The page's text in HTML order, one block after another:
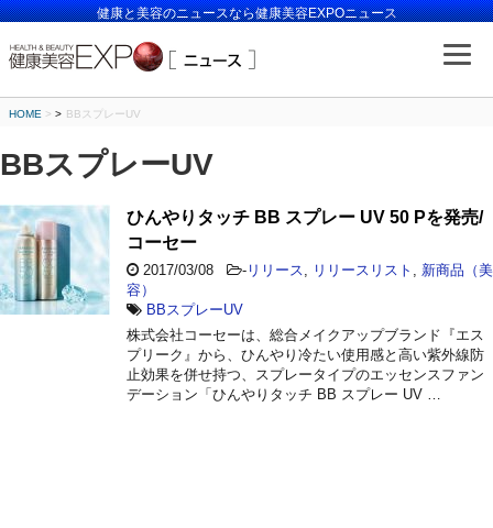
健康と美容のニュースなら健康美容EXPOニュース
HOME > BBスプレーUV
BBスプレーUV
ひんやりタッチ BB スプレー UV 50 Pを発売/
コーセー
2017/03/08 - リリース リリースリスト
新商品（美
容）
BBスプレーUV
株式会社コーセーは、総合メイクアップブランド『エス
プリーク』から、ひんやり冷たい使用感と高い紫外線防
止効果を併せ持つ、スプレータイプのエッセンスファン
デーション「ひんやりタッチ BB スプレー UV …